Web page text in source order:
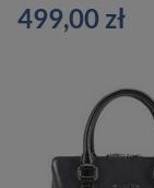
499,00 zł